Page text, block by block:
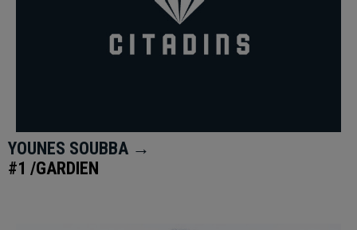
YOUNES SOUBBA →
#1 /GARDIEN